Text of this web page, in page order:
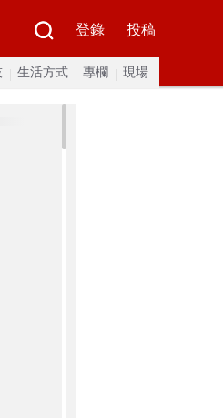
登錄 投稿
生活方式 專欄 現場